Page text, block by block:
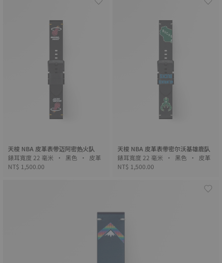
天梭 NBA 皮革表带迈阿密热火队
錶耳寬度 22 毫米 • 黑色 • 皮革
NT$ 1,500.00
天梭 NBA 皮革表带密尔沃基雄鹿队
錶耳寬度 22 毫米 • 黑色 • 皮革
NT$ 1,500.00